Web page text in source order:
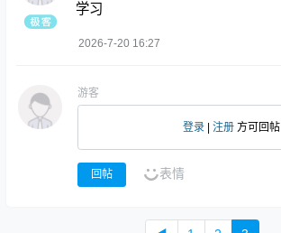
学习
2026-7-20 16:27
游客
登录 注册 方可回帖
回帖 表情